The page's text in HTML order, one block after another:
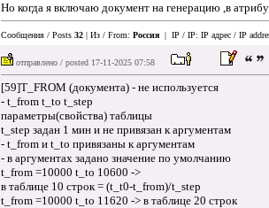
Но когда я включаю документ на генерацию ,в
Сообщения / Posts 32 | Из / From: Россия | IP / IP: IP адрес / IP
отправлено / posted 17-11-2025 07:58
[59]T_FROM (документа) - не используется
- t_from t_to t_step
параметры(свойства) таблицы
t_step задан 1 мин и не привязан к аргументам
- t_from и t_to привязаны к аргументам
- в аргументах задано значение по умолчанию
t_from =10000 t_to 10600 ->
в таблице 10 строк = (t_t0-t_from)/t_step
t_from =10000 t_to 11620 -> в таблице 20 строк